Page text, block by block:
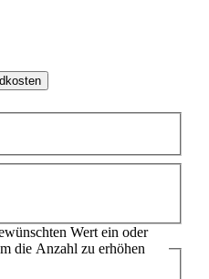
Wert ein oder
die Anzahl zu erhöhen